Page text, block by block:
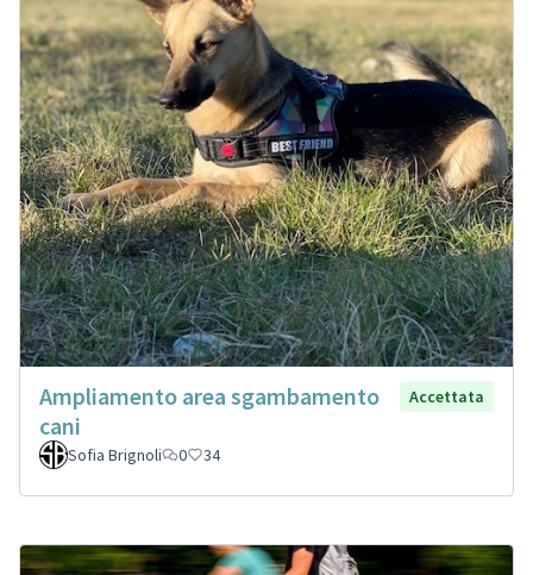
Ampliamento area sgambamento
cani
Accettata
Sofia Brignoli 0 34